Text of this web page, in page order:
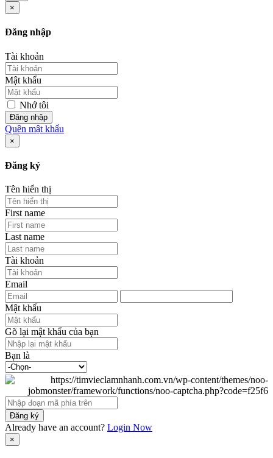
×
Đăng nhập
Tài khoản
Mật khẩu
Nhớ tôi
Đăng nhập
Quên mật khẩu
×
Đăng ký
Tên hiển thị
First name
Last name
Tài khoản
Email
Mật khẩu
Gõ lại mật khẩu của bạn
Bạn là
Đăng ký
Already have an account? Login Now
×